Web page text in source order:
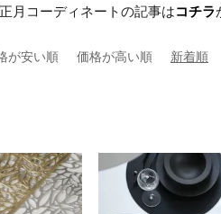
月コーディネートの記事はコチラ
が安い順 価格が高い順 新着順